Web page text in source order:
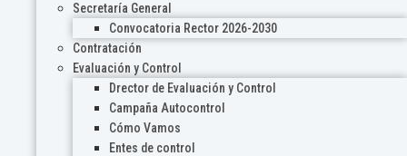
Secretaría General
Convocatoria Rector 2026-2030
Contratación
Evaluación y Control
Drector de Evaluación y Control
Campaña Autocontrol
Cómo Vamos
Entes de control